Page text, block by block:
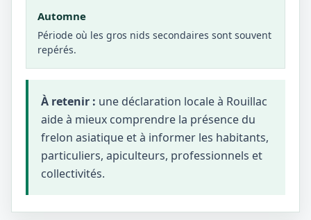
Automne
Période où les gros nids secondaires sont souvent
repérés.
À retenir : une déclaration locale à Rouillac
aide à mieux comprendre la présence du
frelon asiatique et à informer les habitants,
particuliers, apiculteurs, professionnels et
collectivités.